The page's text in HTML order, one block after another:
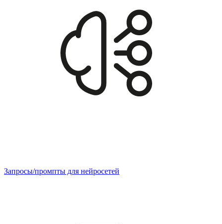
Запросы/промпты для нейросетей